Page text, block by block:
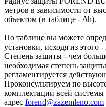
метров в зависимости от
объектом (в таблице - Δh).
По таблице вы можете
установки, исходя из
Степень защиты - чем
необходимая степень
регламентируется
Проконсультируем по
комплектации всей
адрес forend@zazemleno.com